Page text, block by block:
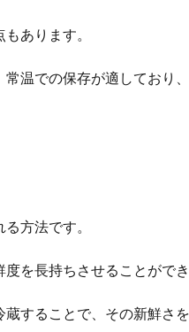
あります。
温での保存が適しており
方法です。
を長持ちさせることができ
することで、その新鮮さ